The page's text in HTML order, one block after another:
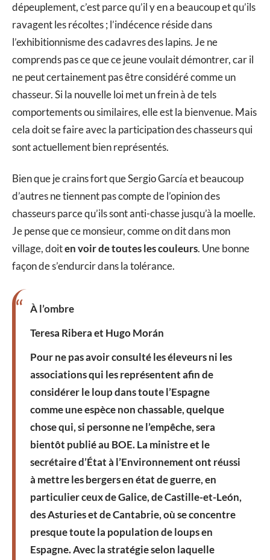
dépeuplement, c’est parce qu’il y en a beaucoup et qu’ils
ravagent les récoltes ; l’indécence réside dans
l’exhibitionnisme des cadavres des lapins. Je ne
comprends pas ce que ce jeune voulait démontrer, car il
ne peut certainement pas être considéré comme un
chasseur. Si la nouvelle loi met un frein à de tels
comportements ou similaires, elle est la bienvenue. Mais
cela doit se faire avec la participation des chasseurs qui
sont actuellement bien représentés.
Bien que je crains fort que Sergio García et beaucoup
d’autres ne tiennent pas compte de l’opinion des
chasseurs parce qu’ils sont anti-chasse jusqu’à la moelle.
Je pense que ce monsieur, comme on dit dans mon
village, doiten voir de toutes les couleurs. Une bonne
façon de s’endurcir dans la tolérance.
À l’ombre
Teresa Riberaet HugoMorán
Pour ne pas avoir consulté les éleveurs ni les
associations qui les représentent afin de
considérer le loup dans toute l’Espagne
comme une espèce non chassable, quelque
chose qui, si personne ne l’empêche, sera
bientôt publié au BOE. La ministre et le
secrétaire d’État à l’Environnement ont réussi
à mettre les bergers en état de guerre, en
particulier ceux de Galice, de Castille-et-León,
des Asturies et de Cantabrie, où se concentre
presque toute la population de loups en
Espagne. Avec la stratégie selon laquelle